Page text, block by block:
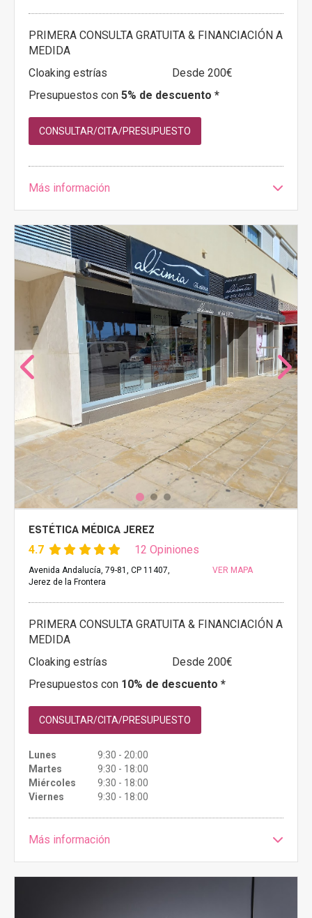
PRIMERA CONSULTA GRATUITA & FINANCIACIÓN A
MEDIDA
Cloaking estrías
Desde 200€
Presupuestos con 5% de descuento *
CONSULTAR/CITA/PRESUPUESTO
Más información
ESTÉTICA MÉDICA JEREZ
4.7 12 Opiniones
Avenida Andalucía, 79-81, CP 11407,
Jerez de la Frontera
VER MAPA
PRIMERA CONSULTA GRATUITA & FINANCIACIÓN A
MEDIDA
Cloaking estrías
Desde 200€
Presupuestos con 10% de descuento *
CONSULTAR/CITA/PRESUPUESTO
Lunes
9:30 - 20:00
Martes
9:30 - 18:00
Miércoles
9:30 - 18:00
Viernes
9:30 - 18:00
Más información